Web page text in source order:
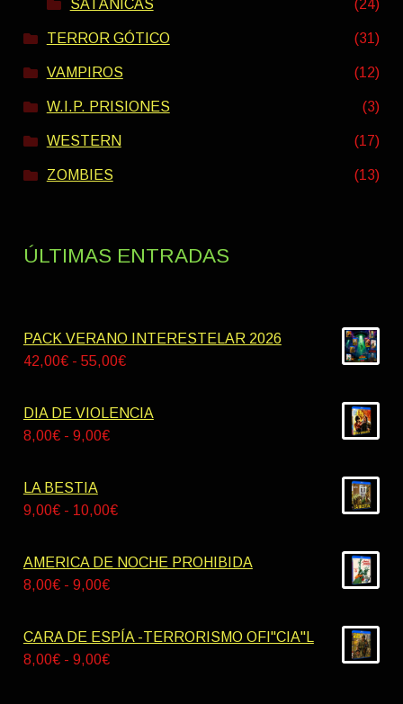
SATÁNICAS (24)
TERROR GÓTICO (31)
VAMPIROS (12)
W.I.P. PRISIONES (3)
WESTERN (17)
ZOMBIES (13)
ÚLTIMAS ENTRADAS
PACK VERANO INTERESTELAR 2026
42,00€ - 55,00€Rango
precios:
DIA DE VIOLENCIA
8,00€ - 9,00€Rango
desde
9,00€
LA BESTIA
9,00€ - 10,00€Rango
precios:
10,00€
AMERICA DE NOCHE PROHIBIDA
8,00€ - 9,00€Rango
precios:
desde
CARA DE ESPÍA -TERRORISMO OFI"CIA"L
8,00€ - 9,00€Rango